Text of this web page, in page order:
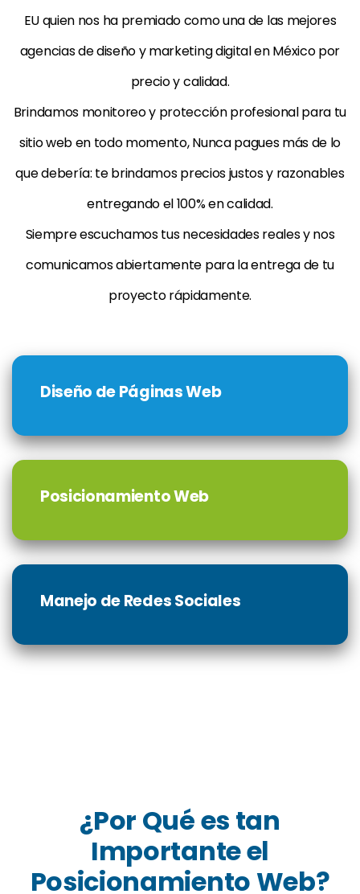
EU quien nos ha premiado como una de las mejores
agencias de diseño y marketing digital en México por
precio y calidad.
Brindamos monitoreo y protección profesional para tu
sitio web en todo momento, Nunca pagues más de lo
que debería: te brindamos precios justos y razonables
entregando el 100% en calidad.
Siempre escuchamos tus necesidades reales y nos
comunicamos abiertamente para la entrega de tu
proyecto rápidamente.
Diseño de Páginas Web
Posicionamiento Web
Manejo de Redes Sociales
¿Por Qué es tan
Importante el
Posicionamiento Web?